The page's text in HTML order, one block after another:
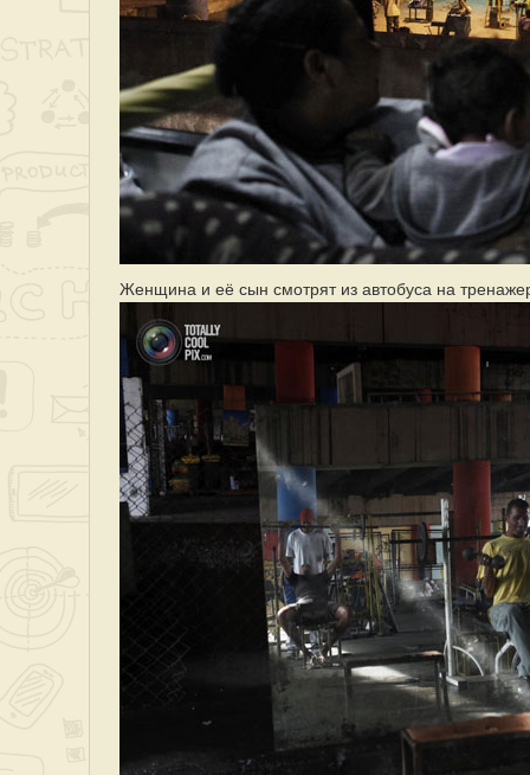
Женщина и её сын смотрят из автобуса на